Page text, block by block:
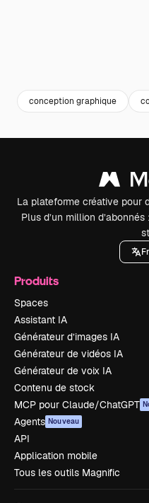
conception graphique
La plateforme créative pour
Plus d’un million
Produits
Spaces
Assistant IA
Générateur d’images IA
Générateur de vidéos IA
Générateur de voix IA
Contenu de stock
MCP pour Claude/ChatGPT
Agents Nouveau
API
Application mobile
Tous les outils Magnific